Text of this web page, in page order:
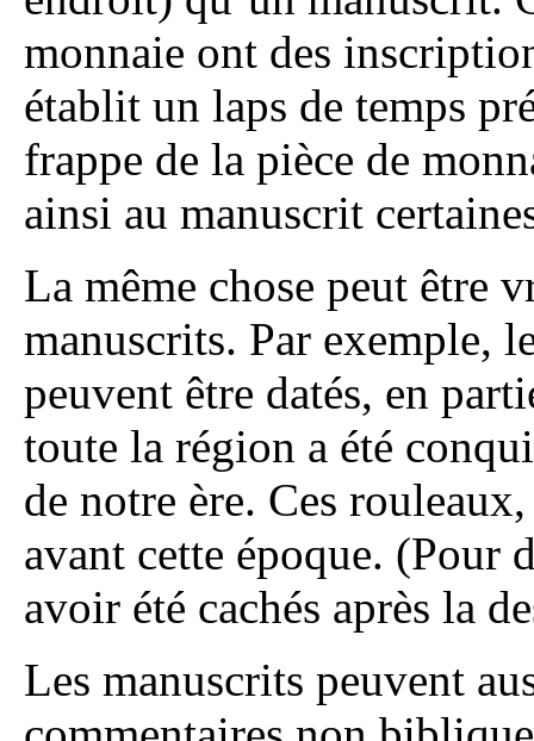
monnaie ont des
établit un laps de temps
frappe de la pièce de
ainsi au manuscrit
La même chose peut être
manuscrits. Par exemple,
peuvent être datés, en
toute la région a été
de notre ère. Ces
avant cette époque. (Pour
avoir été cachés après la
Les manuscrits peuvent